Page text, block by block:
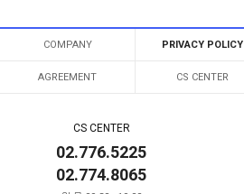
COMPANY PRIVACY POLICY
AGREEMENT CS CENTER
CS CENTER
02.776.5225
02.774.8065